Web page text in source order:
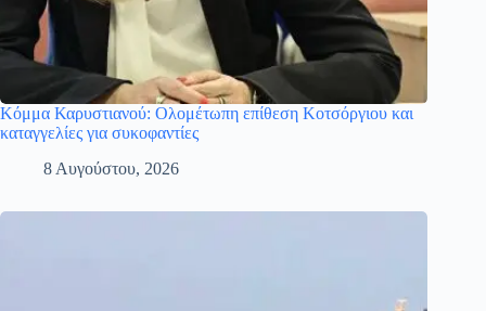
Κόμμα Καρυστιανού: Ολομέτωπη επίθεση Κοτσόργιου και
καταγγελίες για συκοφαντίες
8 Αυγούστου, 2026